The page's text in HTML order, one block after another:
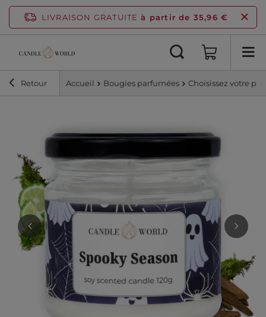
LIVRAISON GRATUITE à partir de 35,96 €
Retour Accueil Bougies parfumées Choisissez votre